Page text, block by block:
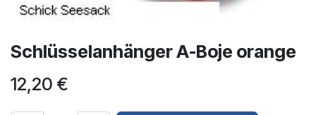
Schlüsselanhänger A-Boje orange
12,20 €